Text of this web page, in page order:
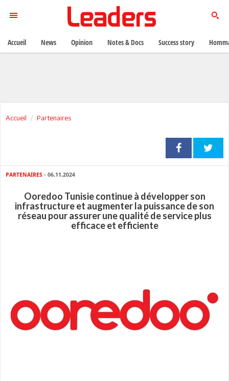
Accueil Partenaires
PARTENAIRES - 06.11.2024
Ooredoo Tunisie continue à développer son
infrastructure et augmenter la puissance de son
réseau pour assurer une qualité de service plus
efficace et efficiente
Accueil News Opinion Notes & Docs Success story